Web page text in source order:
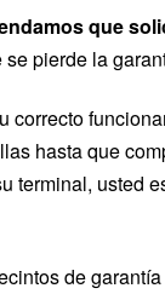
que
pierde la
correcto
hasta que
usted
de